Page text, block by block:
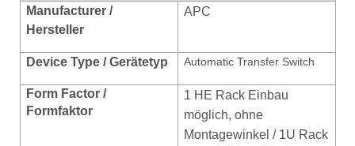
Manufacturer /
Hersteller
APC
Device Type / Gerätetyp Automatic Transfer Switch
Form Factor /
Formfaktor
1 HE Rack Einbau
möglich, ohne
Montagewinkel / 1U Rack